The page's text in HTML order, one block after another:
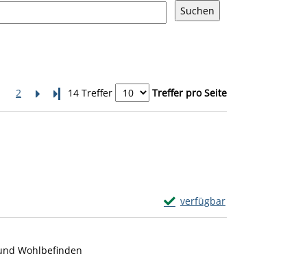
2 Letzte Seite
14 Treffer Treffer pro Seite
verfügbar
Exemplar-Details von Good
Zum Download von externem
Wohlbefinden